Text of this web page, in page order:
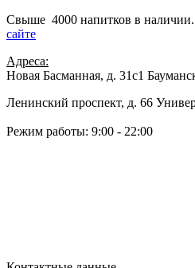
Свыше 4000 напитков в наличии.
сайте
Адреса:
Новая Басманная, д. 31с1
Ленинский проспект, д. 66
Режим работы: 9:00 - 22:00